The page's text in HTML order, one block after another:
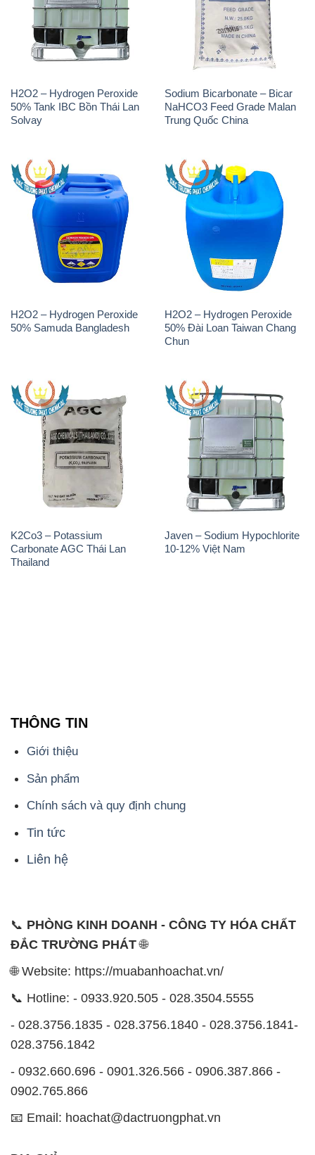
H2O2 – Hydrogen Peroxide
50% Tank IBC Bồn Thái Lan
Solvay
Sodium Bicarbonate – Bicar
NaHCO3 Feed Grade Malan
Trung Quốc China
H2O2 – Hydrogen Peroxide
50% Samuda Bangladesh
H2O2 – Hydrogen Peroxide
50% Đài Loan Taiwan Chang
K2Co3 – Potassium
Carbonate AGC Thái Lan
Thailand
Javen – Sodium Hypochlorite
10-12% Việt Nam
Chính sách và quy định chung
Tin tức
Liên hệ
📞
PHÒNG KINH DOANH - CÔNG TY HÓA CHẤT
ĐẮC TRƯỜNG PHÁT
- 028.3756.1835 - 028.3756.1840 - 028.3756.1841-
0902.765.866
📧 Email: hoachat@dactruongphat.vn
ĐỊA CHỈ
1229C Quốc lộ 1A, Phường Bình Trị Đông B,
Quận Bình Tân, TP. Hồ Chí Minh